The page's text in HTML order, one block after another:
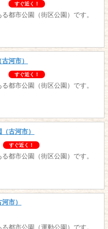
すぐ近く！
都市公園（街区公園）です。
河市）
すぐ近く！
都市公園（街区公園）です。
古河市）
すぐ近く！
都市公園（街区公園）です。
市）
都市公園（運動公園）です。